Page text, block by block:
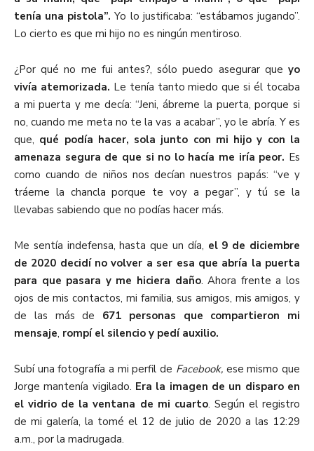
tenía una pistola”. Yo lo justificaba: “estábamos jugando”.
Lo cierto es que mi hijo no es ningún mentiroso.
¿Por qué no me fui antes?, sólo puedo asegurar que yo
vivía atemorizada. Le tenía tanto miedo que si él tocaba
a mi puerta y me decía: “Jeni, ábreme la puerta, porque si
no, cuando me meta no te la vas a acabar”, yo le abría. Y es
que, qué podía hacer, sola junto con mi hijo y con la
amenaza segura de que si no lo hacía me iría peor. Es
como cuando de niños nos decían nuestros papás: “ve y
tráeme la chancla porque te voy a pegar”, y tú se la
llevabas sabiendo que no podías hacer más.
Me sentía indefensa, hasta que un día, el 9 de diciembre
de 2020 decidí no volver a ser esa que abría la puerta
para que pasara y me hiciera daño. Ahora frente a los
ojos de mis contactos, mi familia, sus amigos, mis amigos, y
de las más de 671 personas que compartieron mi
mensaje, rompí el silencio y pedí auxilio.
Subí una fotografía a mi perfil de Facebook, ese mismo que
Jorge mantenía vigilado. Era la imagen de un disparo en
el vidrio de la ventana de mi cuarto. Según el registro
de mi galería, la tomé el 12 de julio de 2020 a las 12:29
a.m., por la madrugada.